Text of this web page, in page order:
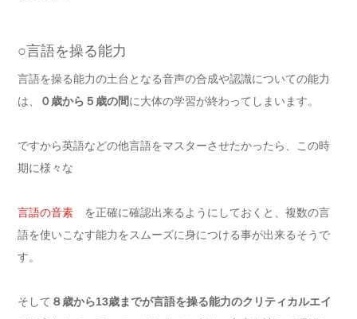
○言語を操る能力
言語を操る能力の土台となる音声の合成や認識についての能力
は、
０歳から５歳の間に大体の学習が終わってしまいます。
ですから英語などの他言語をマスターさせたかったら、この時
期に様々な
言語の音素 を正確に確認出来るようにしておくと、複数の言
語を使いこなす能力をスムーズに身につける事が出来るそうで
す。
そして ８歳から13歳までが言語を操る能力のクリティカルエイ